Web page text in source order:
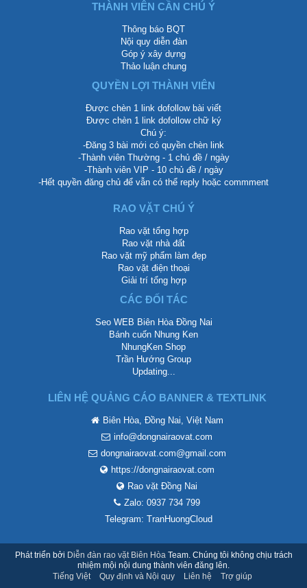
THÀNH VIÊN CẦN CHÚ Ý
Thông báo BQT
Nội quy diễn đàn
Góp ý xây dựng
Thảo luận chung
QUYỀN LỢI THÀNH VIÊN
Được chèn 1 link dofollow bài viết
Được chèn 1 link dofollow chữ ký
Chú ý:
-Đăng 3 bài mới có quyền chèn link
-Thành viên Thường - 1 chủ đề / ngày
-Thành viên VIP - 10 chủ đề / ngày
-Hết quyền đăng chủ để vẫn có thể reply hoặc commment
RAO VẶT CHÚ Ý
Rao vặt tổng hợp
Rao vặt nhà đất
Rao vặt mỹ phẩm làm đẹp
Rao vặt điện thoại
Giải trí tổng hợp
CÁC ĐỐI TÁC
Seo WEB Biên Hòa Đồng Nai
Bánh cuốn Nhung Ken
NhungKen Shop
Trần Hướng Group
Updating...
LIÊN HỆ QUẢNG CÁO BANNER & TEXTLINK
Biên Hòa, Đồng Nai, Việt Nam
info@dongnairaovat.com
dongnairaovat.com@gmail.com
https://dongnairaovat.com
Rao vặt Đồng Nai
Zalo: 0937 734 799
Telegram: TranHuongCloud
Phát triển bởi Diễn đàn rao vặt Biên HòaTeam. Chúng tôi không chịu trách
nhiệm mội nội dung thành viên đăng lên.
Tiếng Việt
Quy định và Nội quy Liên hệ Trợ giúp